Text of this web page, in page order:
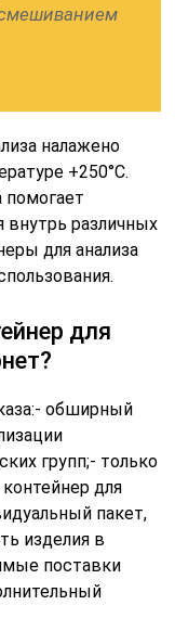
налажено
+250°С.
помогает
различных
для анализа
для
обширный
групп;- только
для
пакет,
изделия в
поставки